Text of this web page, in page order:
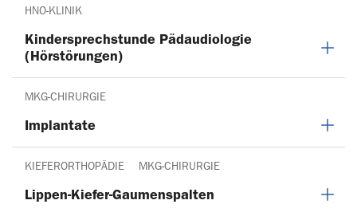
HNO-KLINIK
Kindersprechstunde Pädaudiologie
(Hörstörungen)
MKG-CHIRURGIE
Implantate
KIEFERORTHOPÄDIE MKG-CHIRURGIE
Lippen-Kiefer-Gaumenspalten